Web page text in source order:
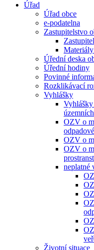
Úřad
Úřad obce
e-podatelna
Zastupitelstvo
Úřední deska
Úřední hodiny
Povinné
Rozklikávací
Vyhlášky
OZV o
OZV o
OZV o
neplatné
Životní situace